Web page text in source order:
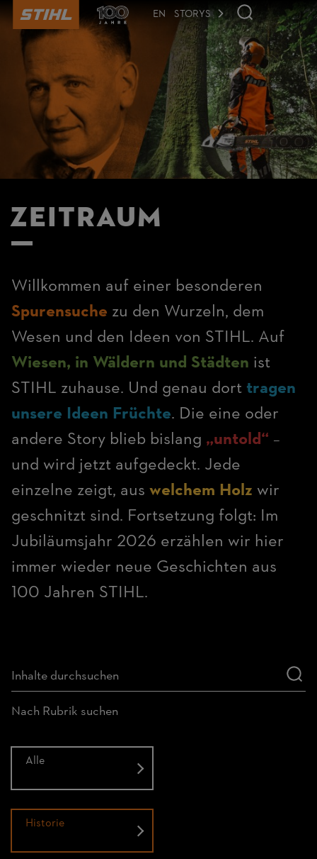
Seite
anspringen
EN STORYS
Zeitraum
Willkommen auf einer besonderen
Spurensuche zu den Wurzeln, dem
Wesen und den Ideen von STIHL. Auf
Wiesen, in Wäldern und Städten ist
STIHL zuhause. Und genau dort tragen
unsere Ideen Früchte. Die eine oder
andere Story blieb bislang „untold“ –
und wird jetzt aufgedeckt. Jede
einzelne zeigt, aus welchem Holz wir
geschnitzt sind. Fortsetzung folgt: Im
Jubiläumsjahr 2026 erzählen wir hier
immer wieder neue Geschichten aus
100 Jahren STIHL.
Nach Rubrik suchen
Alle
Historie